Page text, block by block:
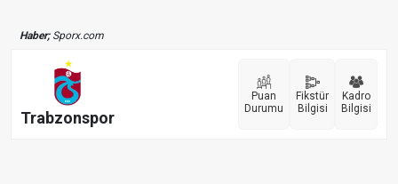
Haber;Sporx.com
Trabzonspor
Puan
Durumu
Fikstür
Bilgisi
Kadro
Bilgisi